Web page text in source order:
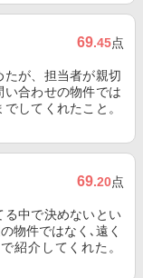
69.45点
たが、担当者が親切
合わせの物件では
してくれたこと。
69.20点
る中で決めないとい
物件ではなく､遠く
紹介してくれた。